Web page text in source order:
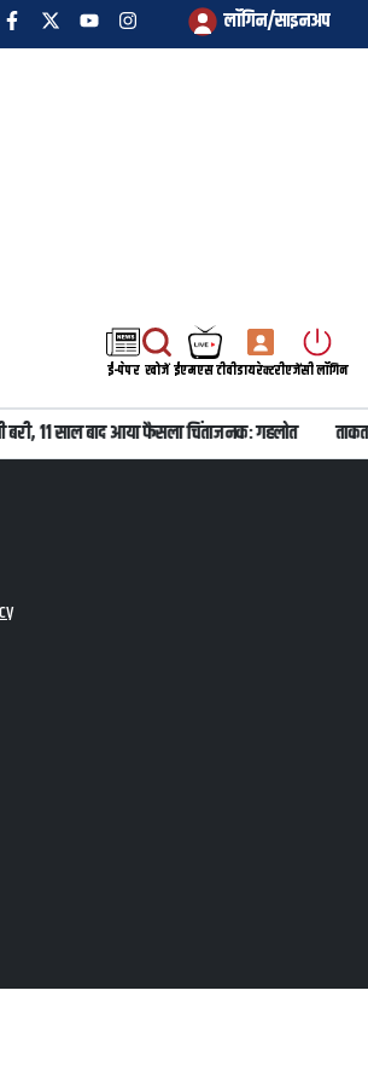
लॉगिन/साइनअप
ई-पेपर खोजें ईएमएस टीवीडायरेक्टरीएजेंसी लॉगिन
11 साल बाद आया फैसला चिंताजनक: गहलोत